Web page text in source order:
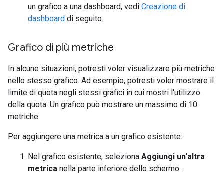
un grafico a una dashboard, vedi Creazione di
dashboard di seguito.
Grafico di più metriche
In alcune situazioni, potresti voler visualizzare più metriche
nello stesso grafico. Ad esempio, potresti voler mostrare il
limite di quota negli stessi grafici in cui mostri l'utilizzo
della quota. Un grafico può mostrare un massimo di 10
metriche.
Per aggiungere una metrica a un grafico esistente:
Nel grafico esistente, seleziona Aggiungi un'altra
metrica nella parte inferiore dello schermo.